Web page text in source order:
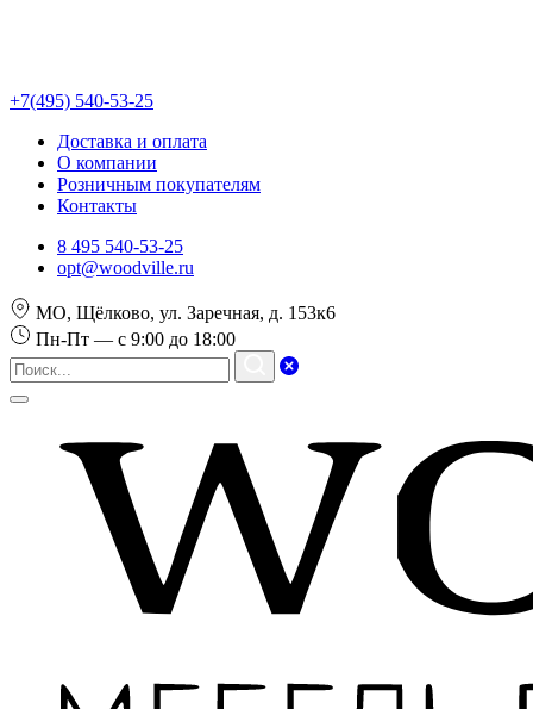
+7(495) 540-53-25
Доставка и оплата
О компании
Розничным покупателям
Контакты
8 495 540-53-25
opt@woodville.ru
МО, Щёлково, ул. Заречная, д. 153к6
Пн-Пт — с 9:00 до 18:00